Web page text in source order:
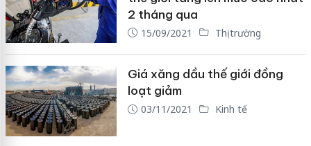
2 tháng qua
15/09/2021 Thị trường
Giá xăng dầu thế giới đồng
loạt giảm
03/11/2021 Kinh tế